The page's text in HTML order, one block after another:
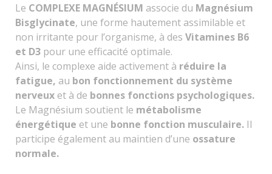
Le COMPLEXE MAGNÉSIUM associe du Magnésium
Bisglycinate, une forme hautement assimilable et
non irritante pour l’organisme, à des Vitamines B6
et D3 pour une efficacité optimale.
Ainsi, le complexe aide activement à réduire la
fatigue, au bon fonctionnement du système
nerveux et à de bonnes fonctions psychologiques.
Le Magnésium soutient le métabolisme
énergétique et une bonne fonction musculaire. Il
participe également au maintien d’une ossature
normale.